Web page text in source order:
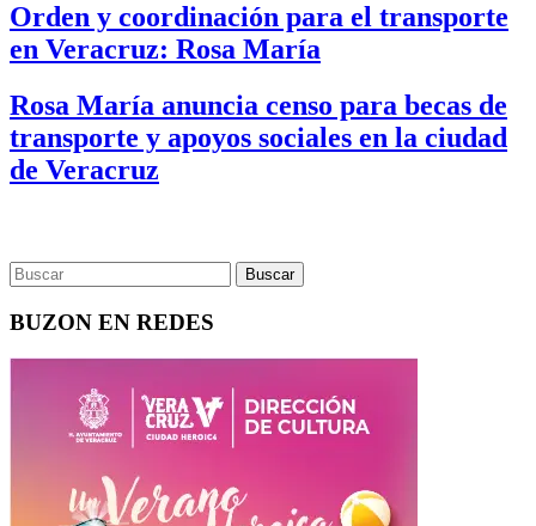
Orden y coordinación para el transporte
en Veracruz: Rosa María
Rosa María anuncia censo para becas de
transporte y apoyos sociales en la ciudad
de Veracruz
BUZON EN REDES